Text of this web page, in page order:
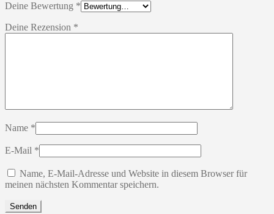
Deine Bewertung *
Deine Rezension *
Name *
E-Mail *
Name, E-Mail-Adresse und Website in diesem Browser für
meinen nächsten Kommentar speichern.